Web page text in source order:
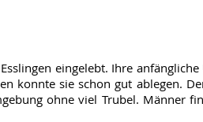
eingelebt. Ihre
konnte sie schon gut ablegen.
ohne viel Trubel. Männer